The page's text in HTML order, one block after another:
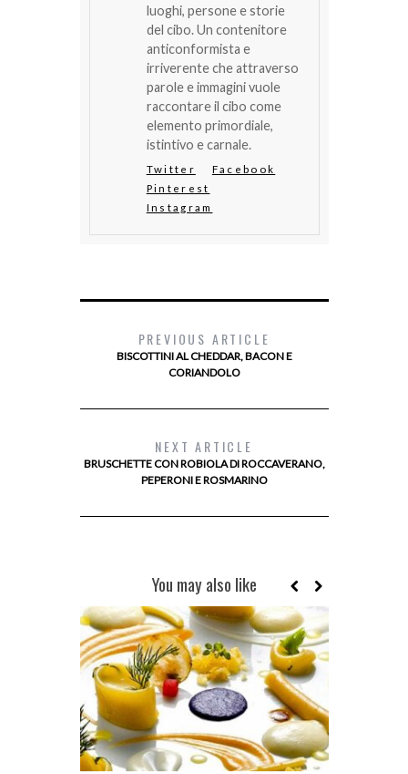
luoghi, persone e storie
del cibo. Un contenitore
anticonformista e
irriverente che attraverso
parole e immagini vuole
raccontare il cibo come
elemento primordiale,
istintivo e carnale.
Twitter
Facebook
Pinterest
Instagram
PREVIOUS ARTICLE
BISCOTTINI AL CHEDDAR, BACON E
CORIANDOLO
NEXT ARTICLE
BRUSCHETTE CON ROBIOLA DI ROCCAVERANO,
PEPERONI E ROSMARINO
You may also like